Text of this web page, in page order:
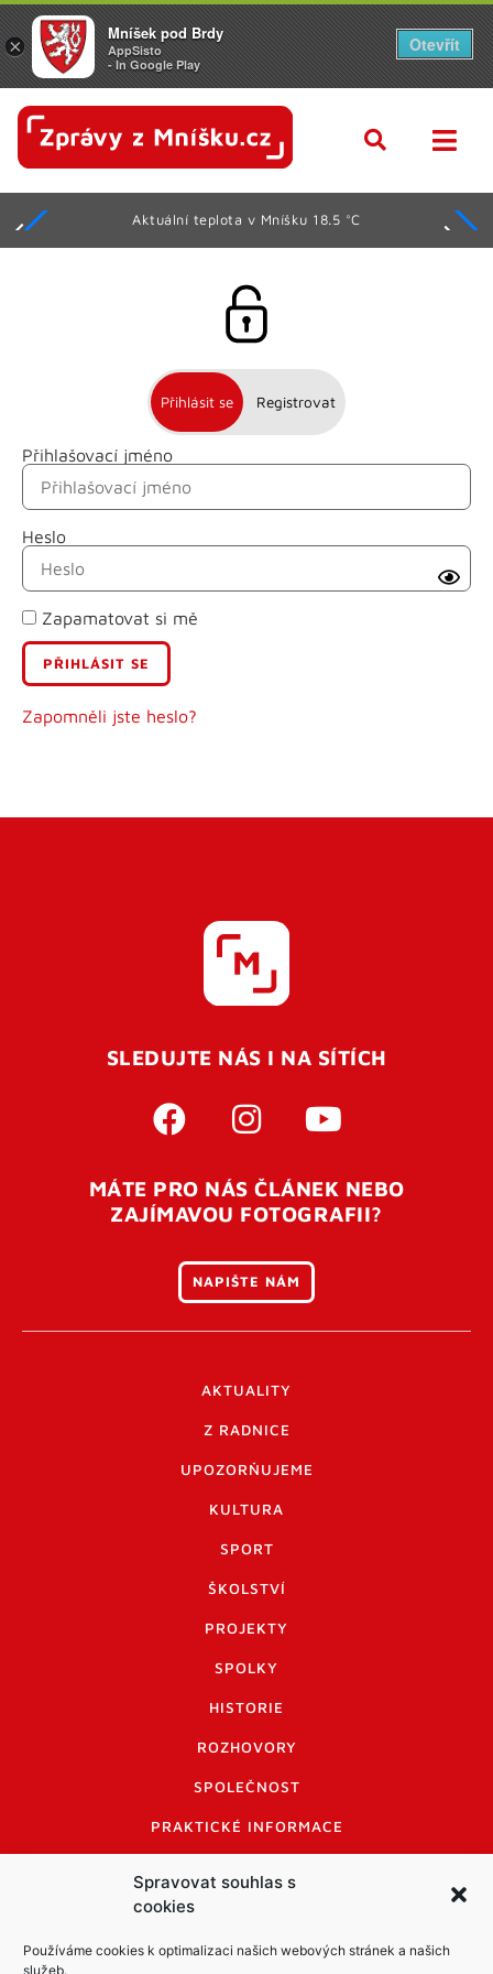
Spravovat souhlas s
cookies
Používáme cookies k optimalizaci našich webových stránek a našich
služeb.
Aktuální teplota v Mníšku 18.5 °C
Přihlásit se Registrovat
Přihlašovací jméno
Heslo
Zapamatovat si mě
Zapomněli jste heslo?
Jméno
Příjmení
E-mail
Uživatelské jméno
Pro úspěšné dokončení registrace je potřeba
vaší e-mailovouadresu. Po úspěšném odeslání
otevření tohoto odkazu se váš účet ověří a můžete se
přihlásit. Nezapomeňte zkontrolovat složku SPAM ve
SLEDUJTE NÁS I NA SÍTÍCH
MÁTE PRO NÁS ČLÁNEK NEBO
ZAJÍMAVOU FOTOGRAFII?
NAPIŠTE NÁM
AKTUALITY
Z RADNICE
UPOZORŇUJEME
KULTURA
SPORT
ŠKOLSTVÍ
PROJEKTY
SPOLKY
HISTORIE
ROZHOVORY
SPOLEČNOST
PRAKTICKÉ INFORMACE
INFORMACE A KODEX DISKUTUJÍCÍCH
LOGO A LOGO MANUÁL
×
Mníšek pod Brdy
AppSisto
- In Google Play
Otevřít